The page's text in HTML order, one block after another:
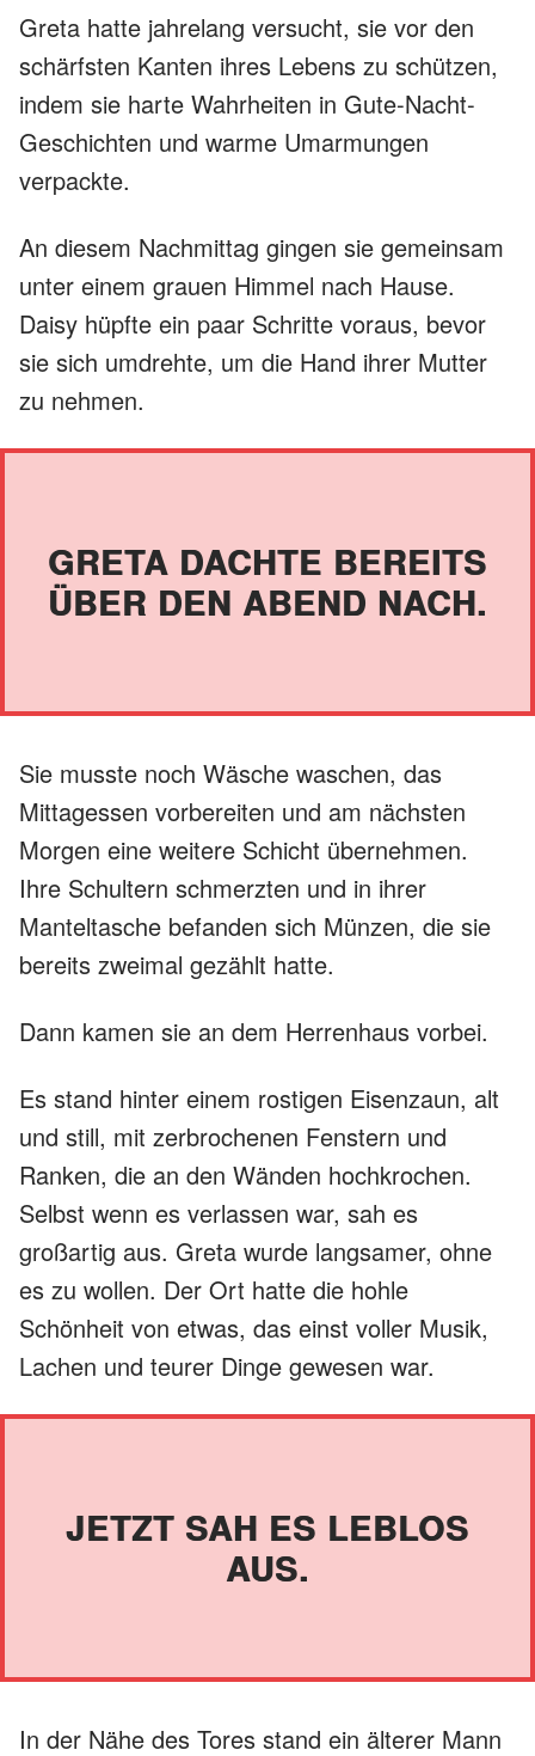
Greta hatte jahrelang versucht, sie vor den
schärfsten Kanten ihres Lebens zu schützen,
indem sie harte Wahrheiten in Gute-Nacht-
Geschichten und warme Umarmungen
verpackte.
An diesem Nachmittag gingen sie gemeinsam
unter einem grauen Himmel nach Hause.
Daisy hüpfte ein paar Schritte voraus, bevor
sie sich umdrehte, um die Hand ihrer Mutter
zu nehmen.
GRETA DACHTE BEREITS
ÜBER DEN ABEND NACH.
Sie musste noch Wäsche waschen, das
Mittagessen vorbereiten und am nächsten
Morgen eine weitere Schicht übernehmen.
Ihre Schultern schmerzten und in ihrer
Manteltasche befanden sich Münzen, die sie
bereits zweimal gezählt hatte.
Dann kamen sie an dem Herrenhaus vorbei.
Es stand hinter einem rostigen Eisenzaun, alt
und still, mit zerbrochenen Fenstern und
Ranken, die an den Wänden hochkrochen.
Selbst wenn es verlassen war, sah es
großartig aus. Greta wurde langsamer, ohne
es zu wollen. Der Ort hatte die hohle
Schönheit von etwas, das einst voller Musik,
Lachen und teurer Dinge gewesen war.
JETZT SAH ES LEBLOS
AUS.
In der Nähe des Tores stand ein älterer Mann